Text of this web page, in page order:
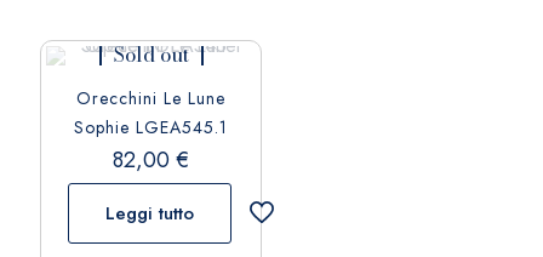
Sold out
Orecchini Le Lune
Sophie LGEA545.1
82,00€
Leggi tutto